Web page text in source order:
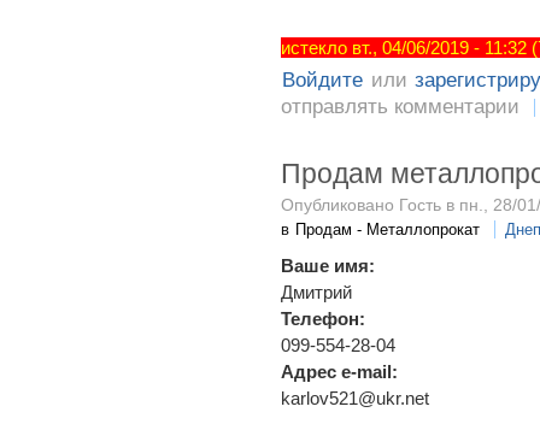
истекло вт., 04/06/2019 - 11:32
Войдите или
отправлять комментарии
Продам
Опубликовано Гость в пн., 28/
в Продам - Металлопрокат
Ваше имя:
Дмитрий
Телефон:
099-554-28-04
Адрес e-mail:
karlov521@ukr.net